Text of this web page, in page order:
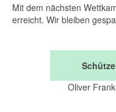
Mit dem nächsten
erreicht. Wir bleiben
Schütze
Oliver Frank